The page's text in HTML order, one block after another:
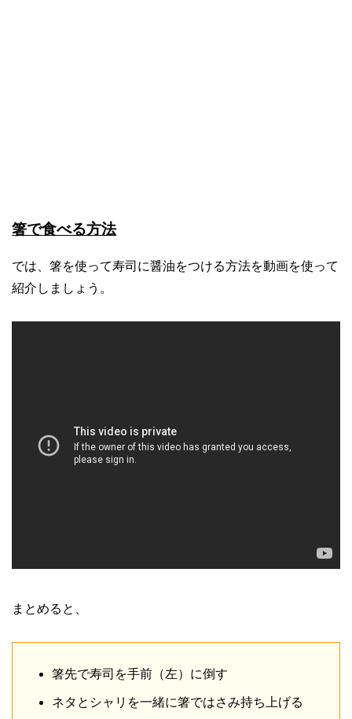
箸で食べる方法
では、箸を使って寿司に醤油をつける方法を動画を使って
紹介しましょう。
まとめると、
箸先で寿司を手前（左）に倒す
ネタとシャリを一緒に箸ではさみ持ち上げる